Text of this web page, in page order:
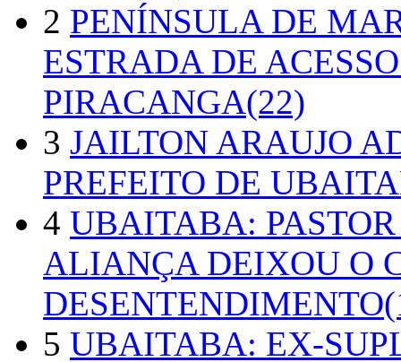
2 PENÍNSULA DE
ESTRADA DE
PIRACANGA(22)
3 JAILTON ARAUJO
PREFEITO DE
4 UBAITABA:
ALIANÇA DEIXOU O
5 UBAITABA: EX-